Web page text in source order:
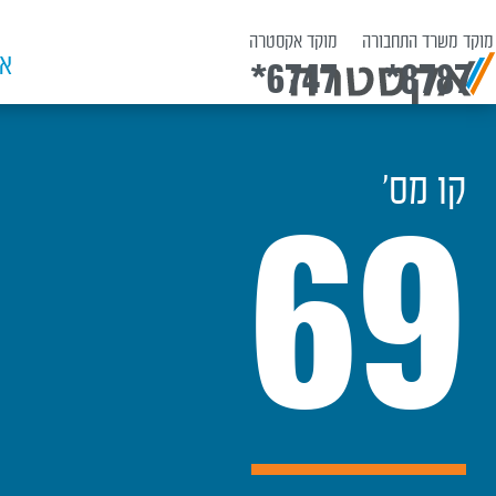
מוקד משרד התחבורה
*8787
מוקד אקסטרה
*6747
קו מס׳
69